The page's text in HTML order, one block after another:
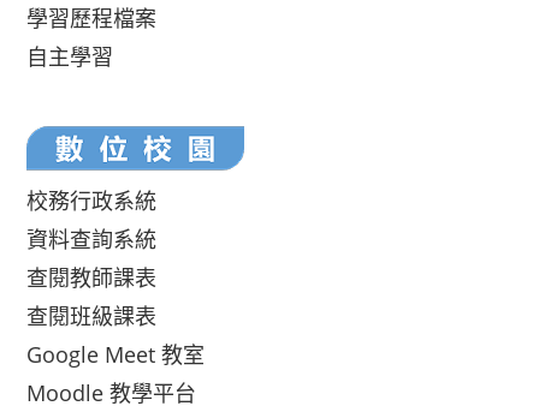
學習歷程檔案
自主學習
校務行政系統
資料查詢系統
查閱教師課表
查閱班級課表
Google Meet 教室
Moodle 教學平台